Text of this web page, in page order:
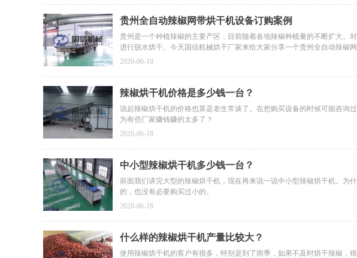
贵州全自动辣椒网带烘干机设备订购案例
贵州是一个种植辣椒的主要产区，目前随着各地辣椒种植量的不断扩大。
进行脱水烘干。今天国信机械烘干厂家来给大家分享一个贵州全自动辣椒
2020-06-19
辣椒烘干机价格是多少钱一台？
说起辣椒烘干机的价格也算是老生常谈了。在您购买设备的时候可能咨询
为有些厂家赚钱赚的太多了？
2020-06-18
中小型辣椒烘干机多少钱一台？
前面我们讲完大型的辣椒烘干机，现在再来说一说中小型辣椒烘干机。为
的，也没有必要购买过小的。
2020-06-18
什么样的辣椒烘干机产量比较大？
使用辣椒烘干机的客户有很多，特别是到了雨季，如果不及时烘干辣椒，